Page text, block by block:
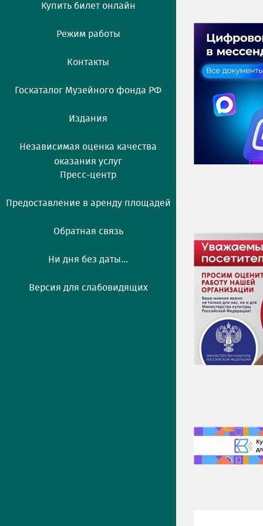
Купить билет онлайн
Режим работы
Контакты
Госкаталог Музейного фонда РФ
Издания
Независимая оценка качества
оказания услуг
Пресс-центр
Предоставление в аренду площадей
Обратная связь
Ни дня без даты...
Версия для слабовидящих